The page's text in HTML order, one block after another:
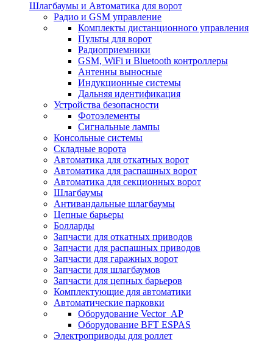
Шлагбаумы и Автоматика для ворот
Радио и GSM управление
Комплекты дистанционного управления
Пульты для ворот
Радиоприемники
GSM, WiFi и Bluetooth контроллеры
Антенны выносные
Индукционные системы
Дальняя идентификация
Устройства безопасности
Фотоэлементы
Сигнальные лампы
Консольные системы
Складные ворота
Автоматика для откатных ворот
Автоматика для распашных ворот
Автоматика для секционных ворот
Шлагбаумы
Антивандальные шлагбаумы
Цепные барьеры
Болларды
Запчасти для откатных приводов
Запчасти для распашных приводов
Запчасти для гаражных ворот
Запчасти для шлагбаумов
Запчасти для цепных барьеров
Комплектующие для автоматики
Автоматические парковки
Оборудование Vector_AP
Оборудование BFT ESPAS
Электроприводы для роллет